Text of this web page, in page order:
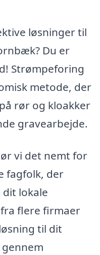
løsninger til
Du er
Strømpeforing
metode, der
rør og kloakker
gravearbejde.
vi det nemt for
fagfolk, der
lokale
flere firmaer
til dit